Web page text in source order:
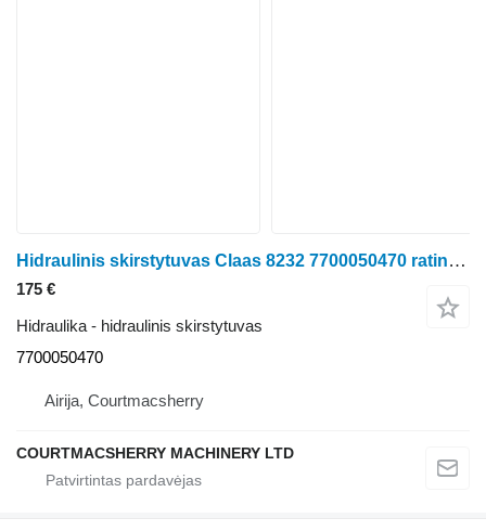
Hidraulinis skirstytuvas Claas 8232 7700050470 ratinio traktoriaus Claas Ares 656RC
175 €
Hidraulika - hidraulinis skirstytuvas
7700050470
Airija, Courtmacsherry
COURTMACSHERRY MACHINERY LTD